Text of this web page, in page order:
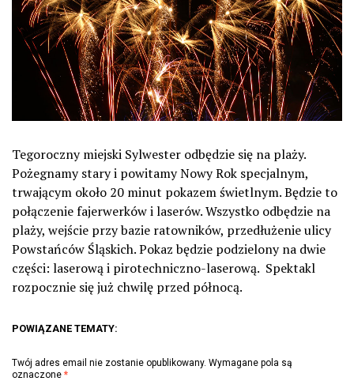
Tegoroczny miejski Sylwester odbędzie się na plaży.
Pożegnamy stary i powitamy Nowy Rok specjalnym,
trwającym około 20 minut pokazem świetlnym. Będzie to
połączenie fajerwerków i laserów. Wszystko odbędzie na
plaży, wejście przy bazie ratowników, przedłużenie ulicy
Powstańców Śląskich. Pokaz będzie podzielony na dwie
części: laserową i pirotechniczno-laserową. Spektakl
rozpocznie się już chwilę przed północą.
POWIĄZANE TEMATY:
Twój adres email nie zostanie opublikowany. Wymagane pola są
oznaczone *